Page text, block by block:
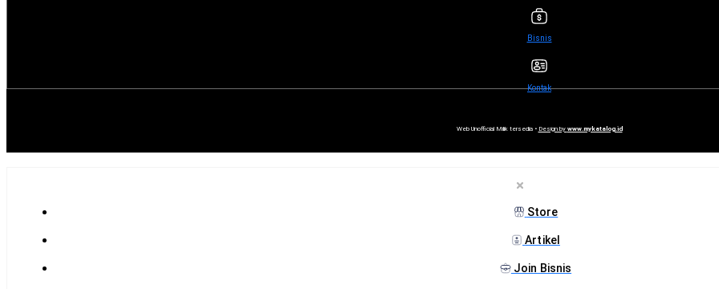
Bisnis
Kontak
Web Unofficial Milik tersedia • Design by www.mykatalog.id
Store
Artikel
Join Bisnis